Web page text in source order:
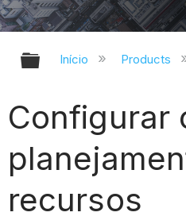
Expandir/
Início Products
Configurar
recursos